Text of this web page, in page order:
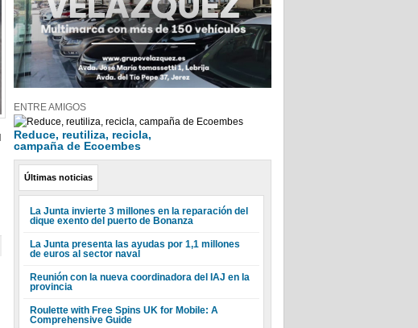
ENTRE AMIGOS
Reduce, reutiliza, recicla,
campaña de Ecoembes
Últimas noticias
La Junta invierte 3 millones en la reparación del
dique exento del puerto de Bonanza
La Junta presenta las ayudas por 1,1 millones
de euros al sector naval
Reunión con la nueva coordinadora del IAJ en la
provincia
Roulette with Free Spins UK for Mobile: A
Comprehensive Guide